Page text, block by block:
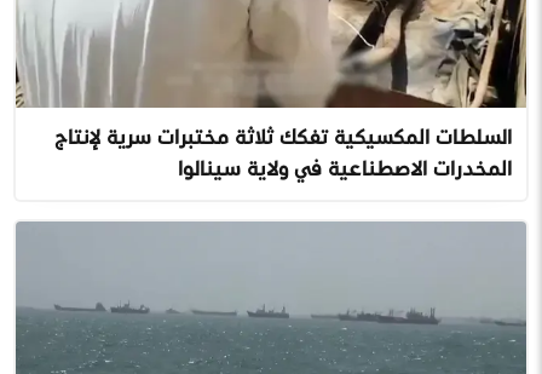
السلطات المكسيكية تفكك ثلاثة مختبرات سرية لإنتاج
المخدرات الاصطناعية في ولاية سينالوا